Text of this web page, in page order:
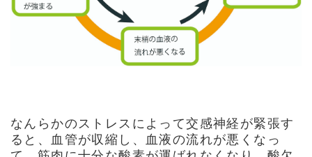
なんらかのストレスによって交感神経が緊張す
ると、血管が収縮し、血液の流れが悪くなっ